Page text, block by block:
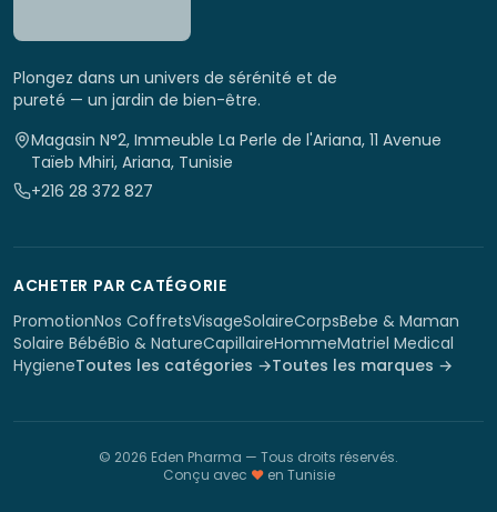
Plongez dans un univers de sérénité et de
pureté — un jardin de bien-être.
Magasin N°2, Immeuble La Perle de l'Ariana, 11 Avenue
Taïeb Mhiri, Ariana, Tunisie
+216 28 372 827
ACHETER PAR CATÉGORIE
PromotionNos CoffretsVisageSolaireCorpsBebe & Maman
Solaire BébéBio & NatureCapillaireHommeMatriel Medical
HygieneToutes les catégories →Toutes les marques →
© 2026 Eden Pharma — Tous droits réservés.
Conçu avec ♥en Tunisie